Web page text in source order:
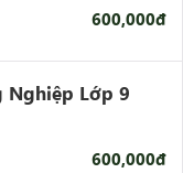
600,000đ
Nghiệp Lớp 9
600,000đ